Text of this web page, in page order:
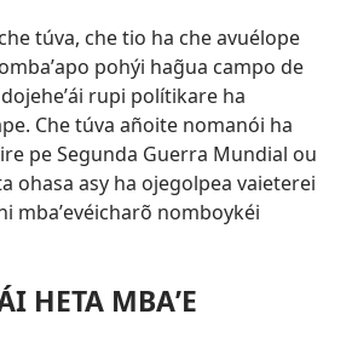
túva, che tio ha che avuélope
pohýi hag̃ua campo de
rupi polítikare ha
Che túva añoite nomanói ha
pe Segunda Guerra Mundial ou
ohasa asy ha ojegolpea vaieterei
mbaʼevéicharõ nomboykéi
HETA MBAʼE